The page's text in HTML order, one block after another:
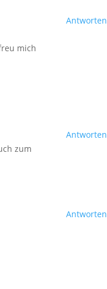
mich
Antworten
zum
Antworten
Antworten